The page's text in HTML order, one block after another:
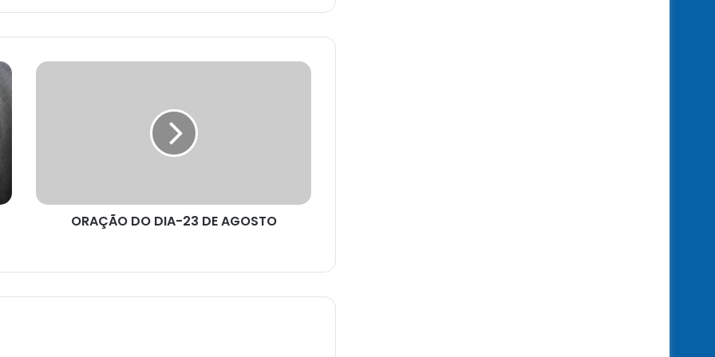
ORAÇÃO
ORAÇÃO DO DIA-23 DE AGOSTO